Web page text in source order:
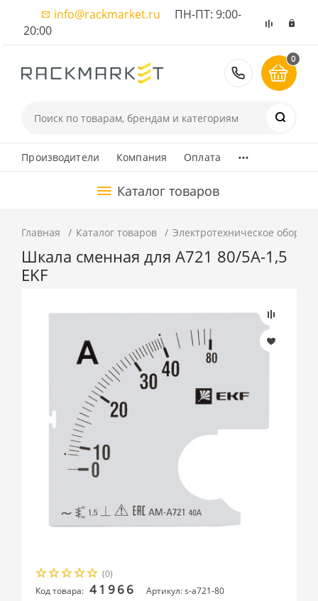
info@rackmarket.ru ПН-ПТ: 9:00-
20:00
8 (495)
0
Производители Компания Оплата ...
Каталог товаров
Главная Каталог товаров Электротехническое
Шкала сменная для A721 80/5А-1,5
EKF
(0)
Код товара: 41966
Артикул: s-a721-80